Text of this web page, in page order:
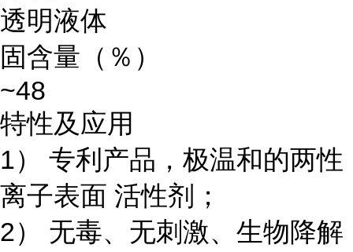
透明液体
固含量（％）
~48
特性及应用
1） 专利产品，极温和的两性
离子表面 活性剂；
2） 无毒、无刺激、生物降解